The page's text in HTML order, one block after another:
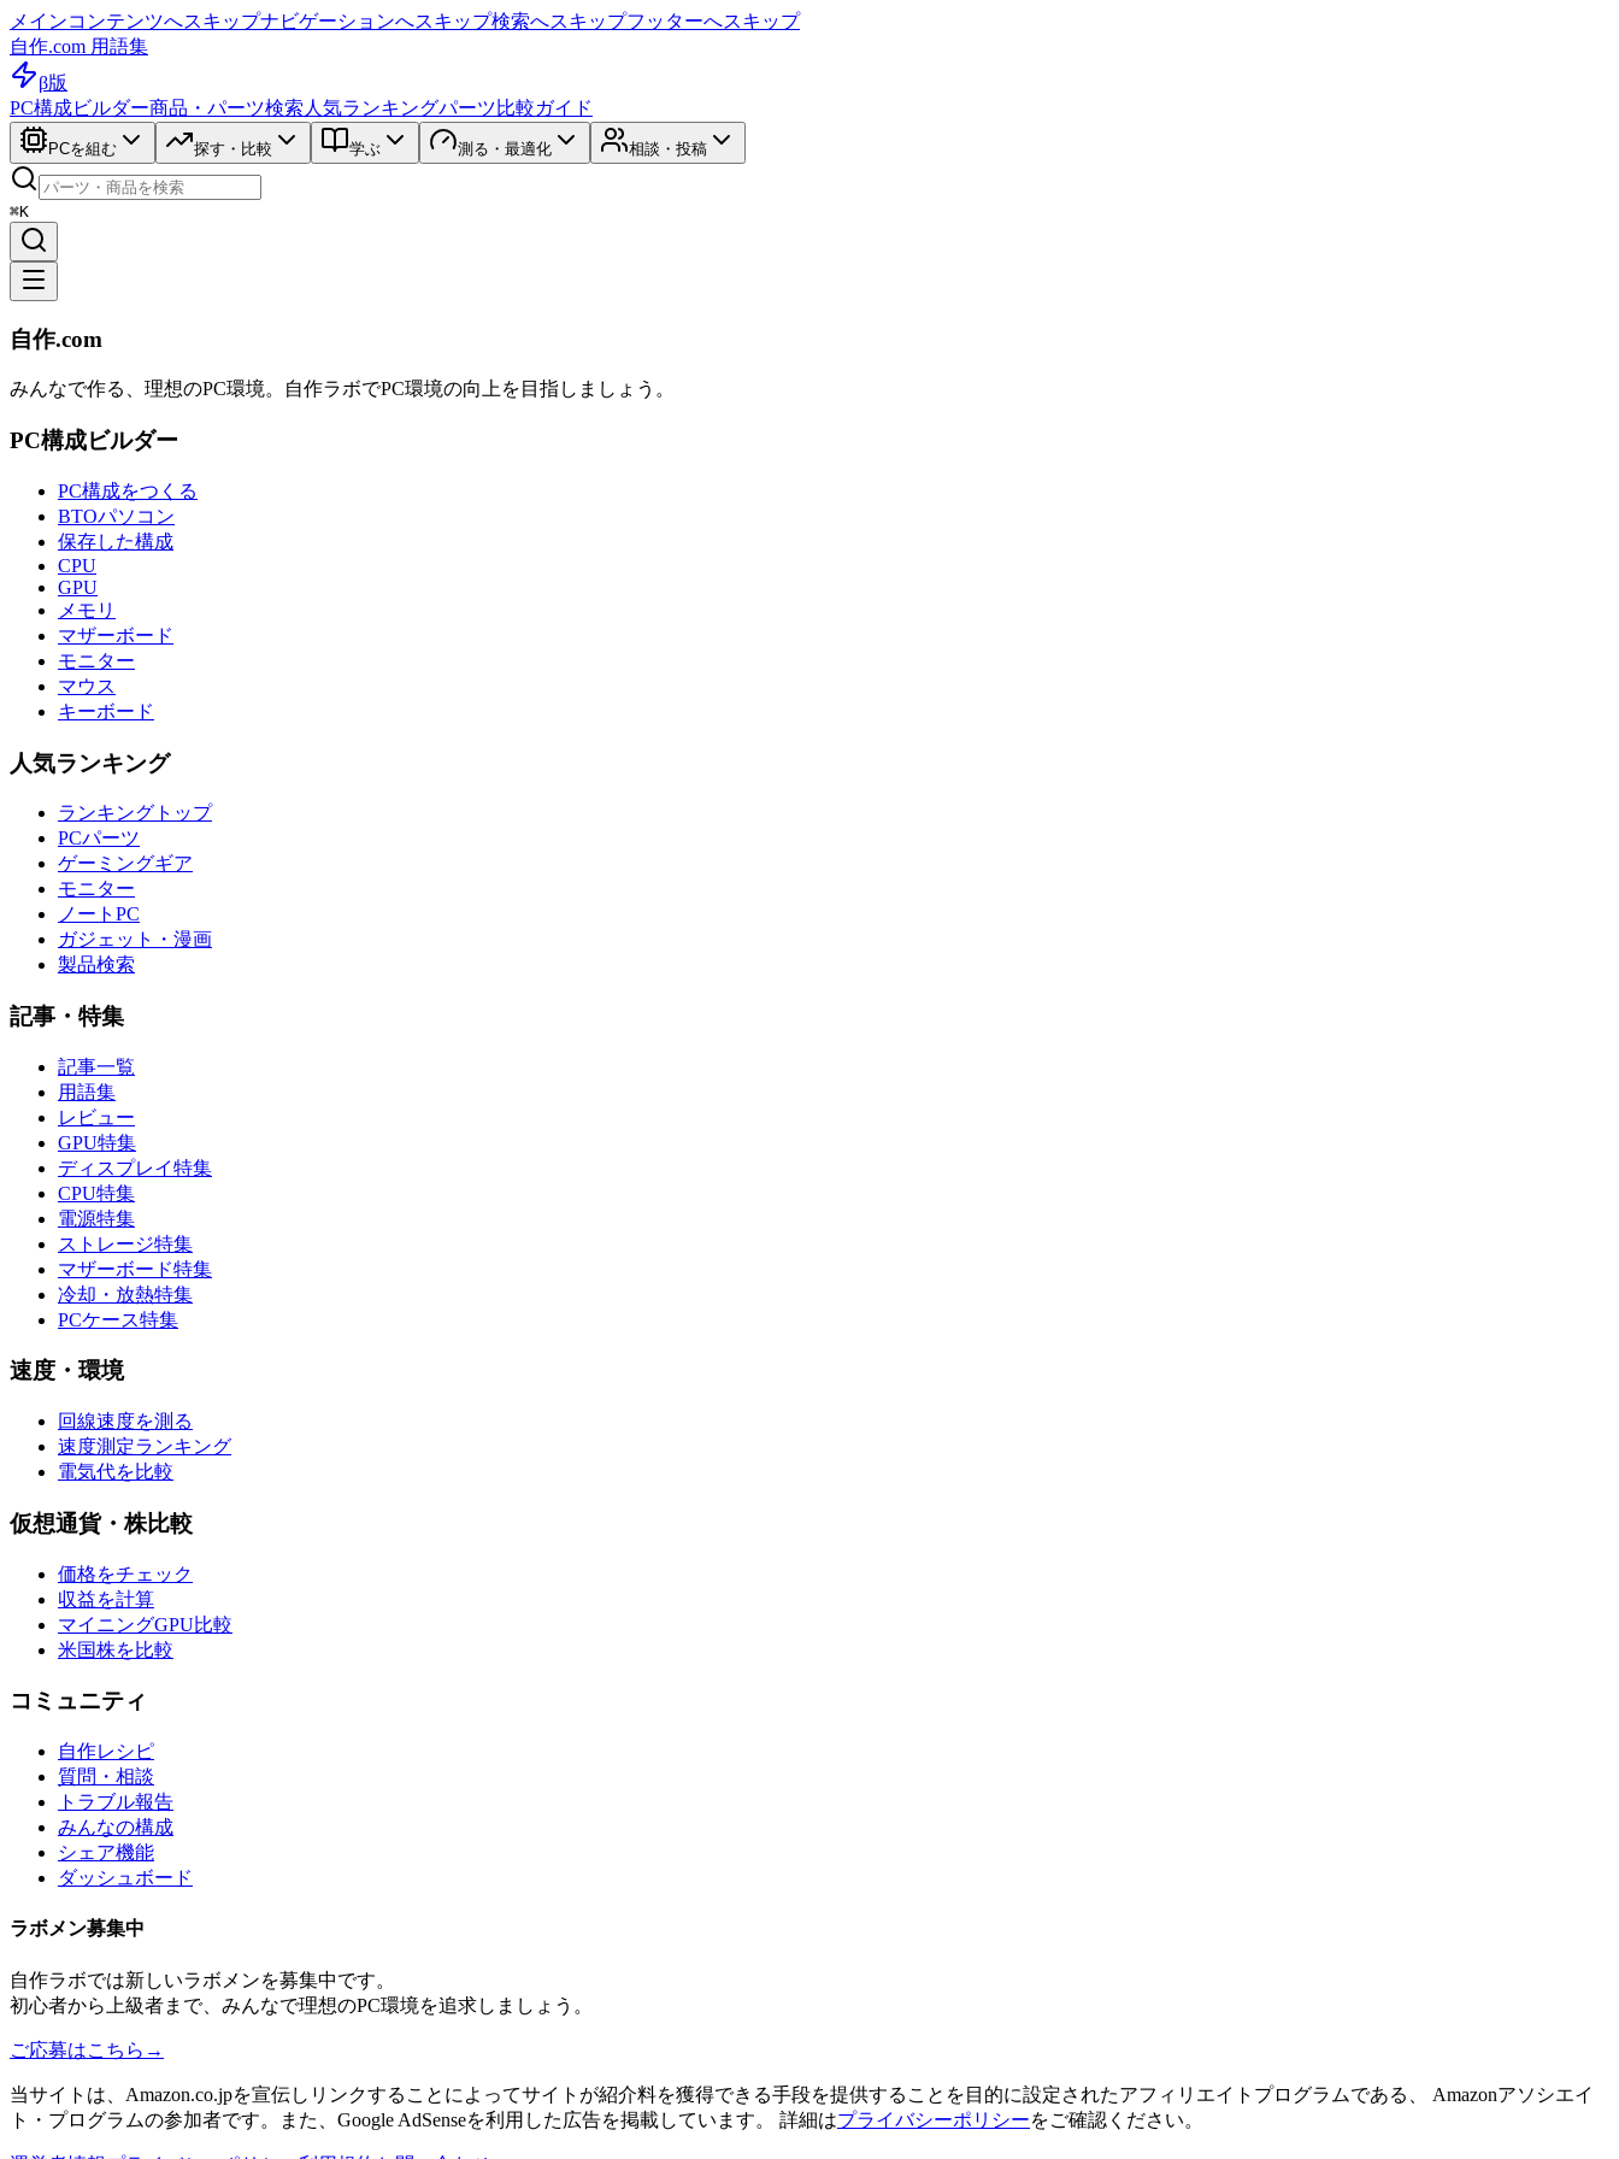
メインコンテンツへスキップナビゲーションへスキップ検索へスキップフッターへスキップ
自作.com 用語集
β版
PC構成ビルダー商品・パーツ検索 人気ランキングパーツ比較ガイド
PCを組む 探す・比較 学ぶ 測る・最適化 相談・投稿
⌘K
自作.com
みんなで作る、理想のPC環境。 自作ラボでPC環境の向上を目指しましょう。
PC構成ビルダー
PC構成をつくる
BTOパソコン
保存した構成
CPU
GPU
メモリ
マザーボード
モニター
マウス
キーボード
人気ランキング
ランキングトップ
PCパーツ
ゲーミングギア
モニター
ノートPC
ガジェット・漫画
製品検索
記事・特集
記事一覧
用語集
レビュー
GPU特集
ディスプレイ特集
CPU特集
電源特集
ストレージ特集
マザーボード特集
冷却・放熱特集
PCケース特集
速度・環境
回線速度を測る
速度測定ランキング
電気代を比較
仮想通貨・株比較
価格をチェック
収益を計算
マイニングGPU比較
米国株を比較
コミュニティ
自作レシピ
質問・相談
トラブル報告
みんなの構成
シェア機能
ダッシュボード
ラボメン募集中
自作ラボでは新しいラボメンを募集中です。
初心者から上級者まで、みんなで理想のPC環境を追求しましょう。
ご応募はこちら →
当サイトは、Amazon.co.jpを宣伝しリンクすることによってサイトが紹介料を獲得できる手段を提供することを目的に設定されたアフィリエイトプログラムである、 Amazonアソシエイ
ト・プログラムの参加者です。また、Google AdSenseを利用した広告を掲載しています。 詳細はプライバシーポリシーをご確認ください。